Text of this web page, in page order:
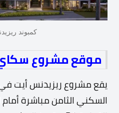
كمبوند
موقع مشروع سكاي
يقع مشروع ريزيدنس أيت
السكني الثامن مباشرة أمام